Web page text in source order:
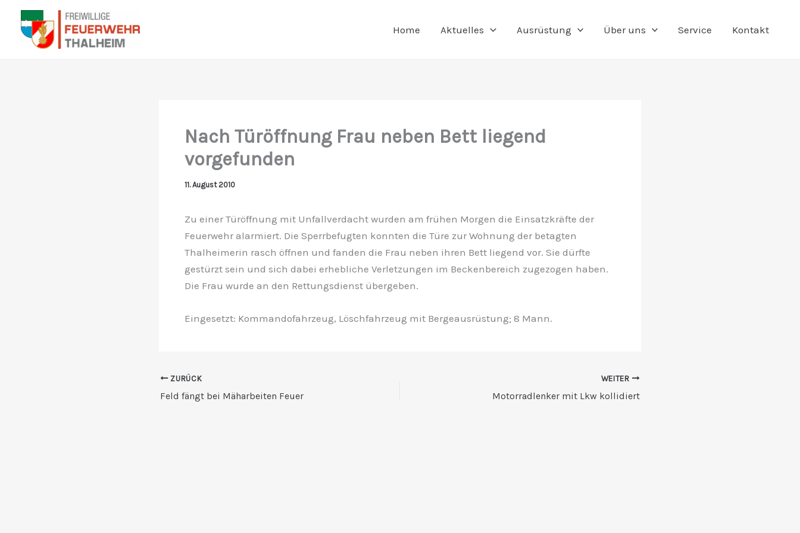
Zum
Inhalt
springen
Home Aktuelles Ausrüstung Über uns Service Kontakt
Nach Türöffnung Frau neben Bett liegend
vorgefunden
11. August 2010
Zu einer Türöffnung mit Unfallverdacht wurden am frühen Morgen die Einsatzkräfte der
Feuerwehr alarmiert. Die Sperrbefugten konnten die Türe zur Wohnung der betagten
Thalheimerin rasch öffnen und fanden die Frau neben ihren Bett liegend vor. Sie dürfte
gestürzt sein und sich dabei erhebliche Verletzungen im Beckenbereich zugezogen haben.
Die Frau wurde an den Rettungsdienst übergeben.
Eingesetzt: Kommandofahrzeug, Löschfahrzeug mit Bergeausrüstung; 8 Mann.
ZURÜCK
Feld fängt bei Mäharbeiten Feuer
WEITER
Motorradlenker mit Lkw kollidiert